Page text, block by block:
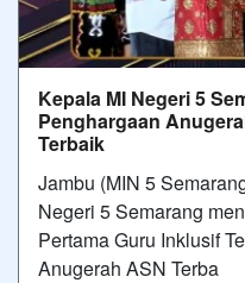
Kepala MI Negeri 5
Penghargaan
Terbaik
Jambu (MIN 5
Negeri 5 Semarang
Pertama Guru Inklusif
Anugerah ASN Terba